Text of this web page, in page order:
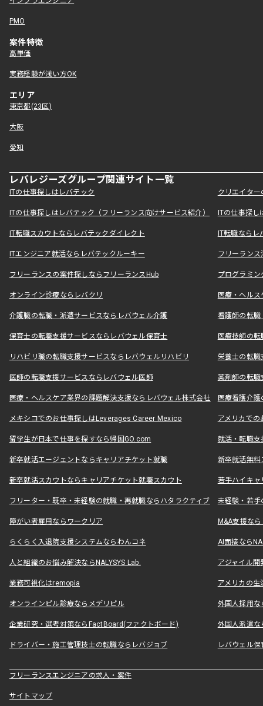
PMO
案件特徴
高単価
実務経験が浅い方OK
エリア
東京都(23区)
大阪
愛知
レバレジーズグループ関連サイト一覧
ITの仕事探しはレバテック クリエイタ
ITの仕事探しはレバテック（フリーランス向けサービス紹介） ITの仕事探
IT転職スカウトならレバテックダイレクト IT転職なら
ITエンジニア就活ならレバテックルーキー フリーラン
フリーランスの案件探しならフリーランスHub プログラミ
オンライン診療ならレバクリ 医療・ヘル
介護職の転職・派遣サービスならレバウェル介護 看護師の転
保育士の転職支援サービスならレバウェル保育士 医療技師の
リハビリ職の転職支援サービスならレバウェルリハビリ 栄養士の転
医師の転職支援サービスならレバウェル医師 薬剤師の転
医療・ヘルスケア業界の課題解決支援ならレバウェル株式会社 医療看護介
メキシコでのお仕事探しはLeverages Career Mexico アメリカで
留学生が日本で仕事を探すなら帰国GO.com 就活・転職
新卒就活エージェントならキャリアチケット就職 新卒就活無料
新卒就活スカウトならキャリアチケット就職スカウト 若手ハイキ
フリーター・既卒・未経験の就職・再就職ならハタラクティブ 未経験・若手
障がい者雇用ならワークリア M&A支援な
らくらく入退院支援システムならわんコネ AI面接なら
人と組織のお悩み解決ならNALYSYS Lab. アジャイル
業務可視化はremopia アメリカの
オンラインピル診療ならメデリピル 外国人採用
企業研究・選考対策ならFactBoard(ファクトボード) 外国人派遣な
ドライバー・施工管理技士の転職ならレバジョブ レバウェル
フリーランスエンジニアの求人・案件
サイトマップ